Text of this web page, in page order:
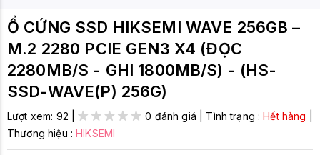
Ổ CỨNG SSD HIKSEMI WAVE 256GB –
M.2 2280 PCIE GEN3 X4 (ĐỌC
2280MB/S - GHI 1800MB/S) - (HS-
SSD-WAVE(P) 256G)
Lượt xem: 92 | 0 đánh giá Tình trạng :Hết hàng
Thương hiệu :HIKSEMI